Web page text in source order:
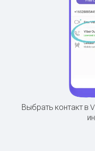
Выбрать контакт в